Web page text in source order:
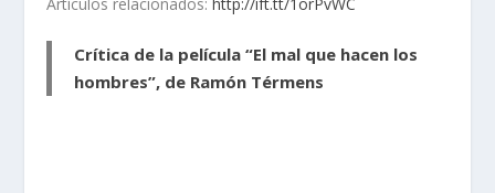
Crítica de la película “El mal que hacen los
hombres”, de Ramón Térmens